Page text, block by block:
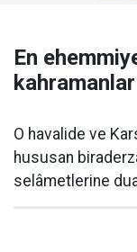
En
O havalide ve
hususan
selâmetlerine